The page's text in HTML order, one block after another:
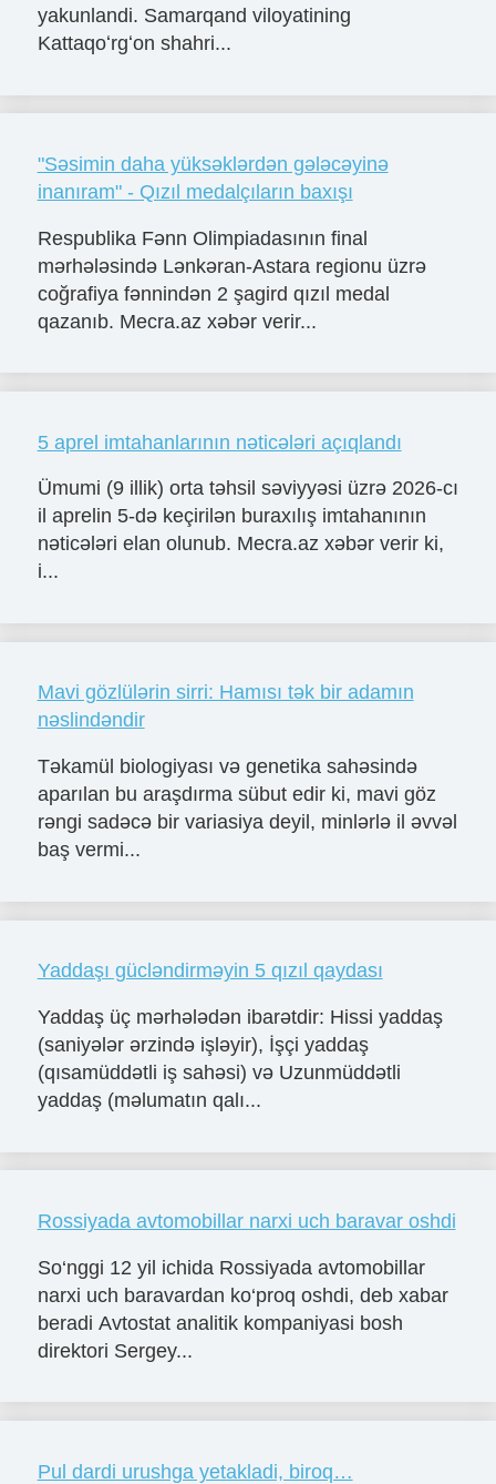
yakunlandi. Samarqand viloyatining
Kattaqoʻrgʻon shahri...
"Səsimin daha yüksəklərdən gələcəyinə
inanıram" - Qızıl medalçıların baxışı
Respublika Fənn Olimpiadasının final
mərhələsində Lənkəran-Astara regionu üzrə
coğrafiya fənnindən 2 şagird qızıl medal
qazanıb. Mecra.az xəbər verir...
5 aprel imtahanlarının nəticələri açıqlandı
Ümumi (9 illik) orta təhsil səviyyəsi üzrə 2026-cı
il aprelin 5-də keçirilən buraxılış imtahanının
nəticələri elan olunub. Mecra.az xəbər verir ki,
i...
Mavi gözlülərin sirri: Hamısı tək bir adamın
nəslindəndir
Təkamül biologiyası və genetika sahəsində
aparılan bu araşdırma sübut edir ki, mavi göz
rəngi sadəcə bir variasiya deyil, minlərlə il əvvəl
baş vermi...
Yaddaşı gücləndirməyin 5 qızıl qaydası
Yaddaş üç mərhələdən ibarətdir: Hissi yaddaş
(saniyələr ərzində işləyir), İşçi yaddaş
(qısamüddətli iş sahəsi) və Uzunmüddətli
yaddaş (məlumatın qalı...
Rossiyada avtomobillar narxi uch baravar oshdi
So‘nggi 12 yil ichida Rossiyada avtomobillar
narxi uch baravardan ko‘proq oshdi, deb xabar
beradi Avtostat analitik kompaniyasi bosh
direktori Sergey...
Pul dardi urushga yetakladi, biroq…